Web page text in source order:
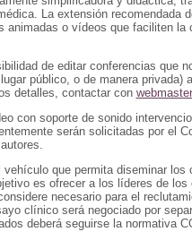
La extensión recomendada
o vídeos que faciliten la
de editar conferencias que
público, o de manera privada)
detalles, contactar con
con soporte de sonido
serán solicitadas por el
que permita diseminar
es ofrecer a los líderes de
necesario para el
clínico será negociado por
deberá seguirse la normativa